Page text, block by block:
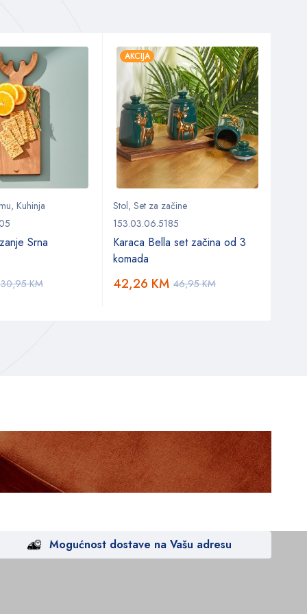
, Kuhinja
Srna
30,95KM
AKCIJA
Stol, Set za začine
153.03.06.5185
Karaca Bella set začina od 3
komada
46,95KM
42,26 KM
Mogućnost dostave na Vašu adresu